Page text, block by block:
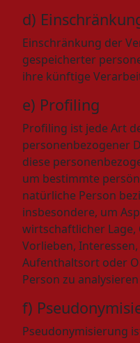
d)
Einschränkung der
gespeicherter
ihre künftige
e) Profiling
Profiling ist jede Art
personenbezogener
diese
um bestimmte
natürliche Person
insbesondere, um
wirtschaftlicher
Vorlieben,
Aufenthaltsort oder
Person zu
f)
Pseudonymisierung